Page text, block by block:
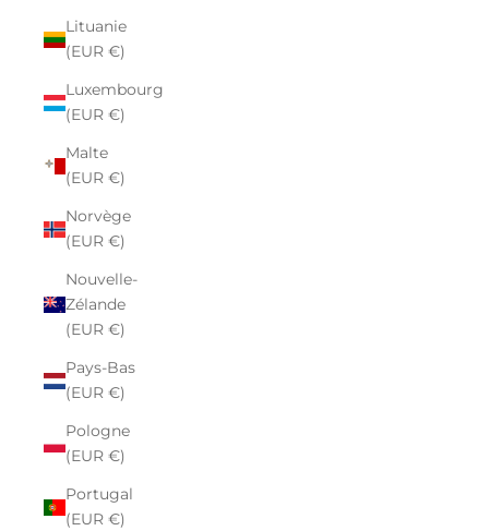
Lituanie
(EUR €)
Luxembourg
(EUR €)
Malte
(EUR €)
Norvège
(EUR €)
Nouvelle-
Zélande
(EUR €)
Pays-Bas
(EUR €)
Pologne
(EUR €)
Portugal
(EUR €)